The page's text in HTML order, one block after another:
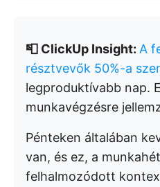
📮 ClickUp Insight: A
résztvevők 50%-a
legproduktívabb nap.
munkavégzésre
Pénteken általában
van, és ez, a
felhalmozódott